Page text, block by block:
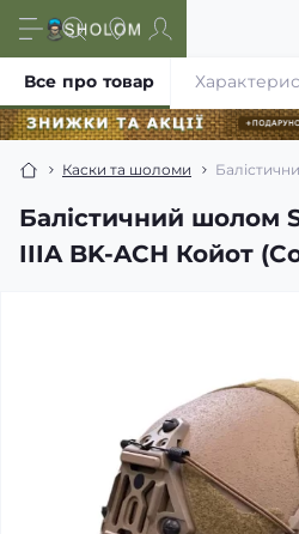
Каски та шоломи
Балістичний шолом
IIIA BK-ACH Койот
Все про товар